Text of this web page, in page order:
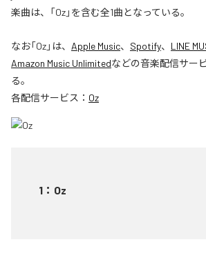
楽曲は、「Oz」を含む全1曲となっている。
なお「Oz」は、 Apple Music、 Spotify、 LINE
Amazon Music Unlimitedなどの音楽配信サー
る。
各配信サービス： Oz
1 ： Oz